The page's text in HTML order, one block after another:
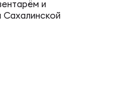
U16 по регби-7
и
Сахалинской